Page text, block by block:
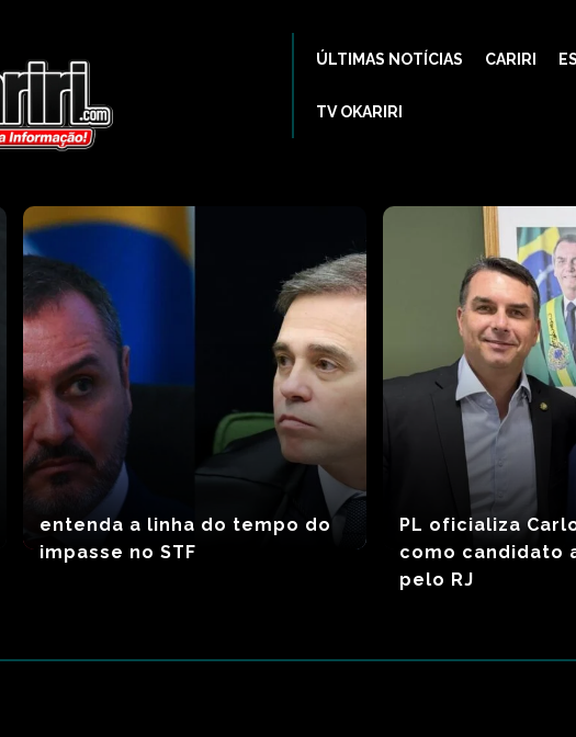
ÚLTIMAS NOTÍCIAS CARIRI
TV OKARIRI
entenda a linha do tempo do
impasse no STF
PL oficializa
como candidato
pelo RJ